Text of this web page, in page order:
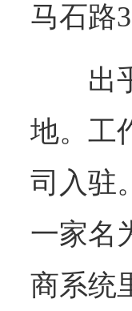
马石路
出
地。工
司入驻
一家名
商系统